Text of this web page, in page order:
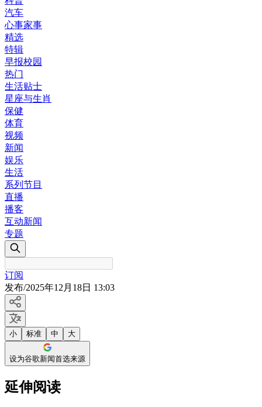
汽车
心事家事
精选
特辑
早报校园
热门
生活贴士
星座与生肖
保健
体育
视频
新闻
娱乐
生活
系列节目
直播
播客
互动新闻
专题
订阅
发布/2025年12月18日 13:03
小 标准 中 大
设为谷歌新闻首选来源
延伸阅读